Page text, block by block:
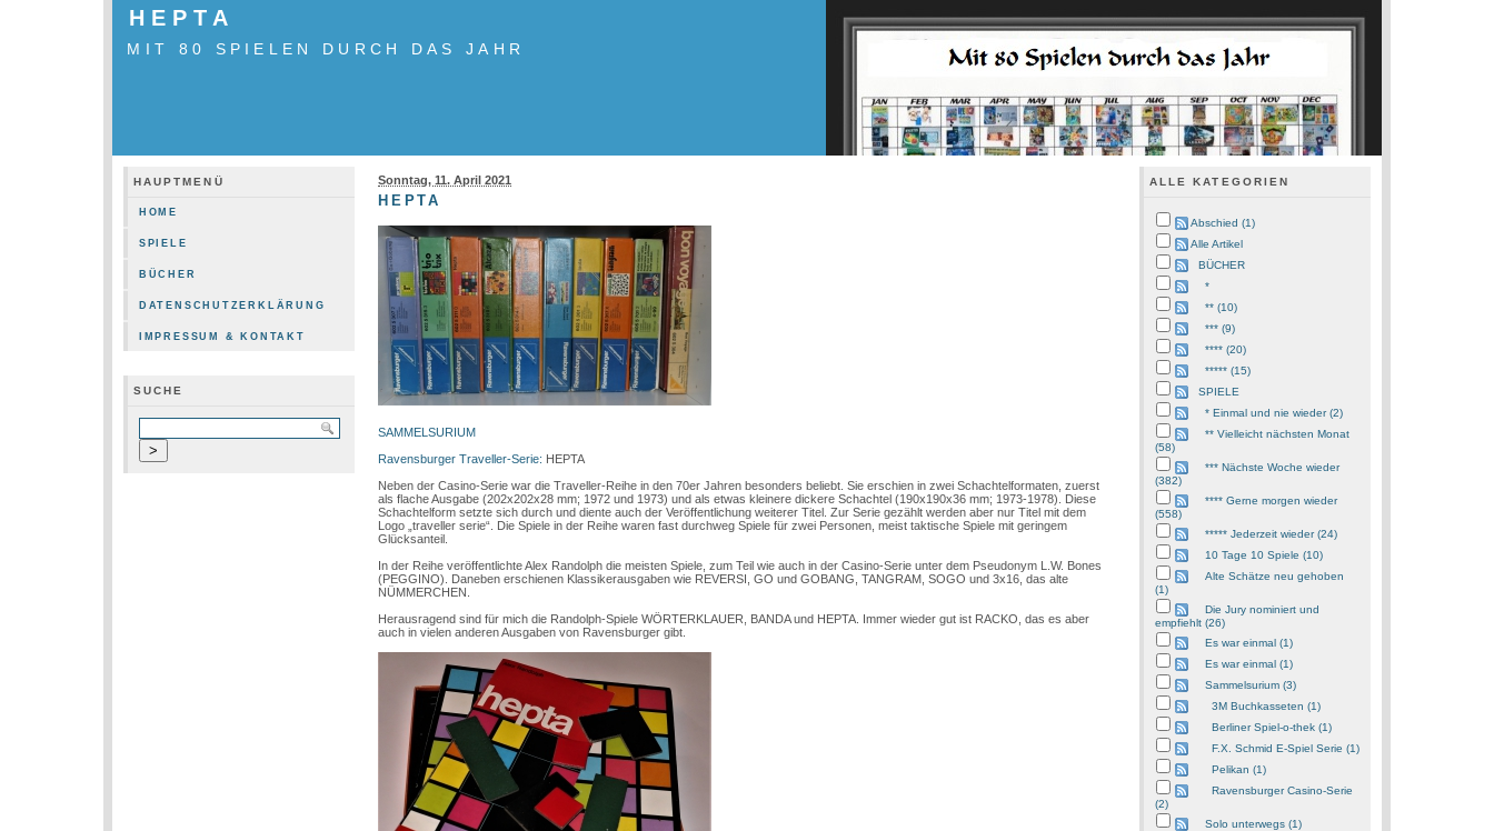
HEPTA
MIT 80 SPIELEN DURCH DAS JAHR
HAUPTMENÜ
HOME
SPIELE
BÜCHER
DATENSCHUTZERKLÄRUNG
IMPRESSUM & KONTAKT
SUCHE
Sonntag, 11. April 2021
HEPTA
SAMMELSURIUM
Ravensburger Traveller-Serie: HEPTA
Neben der Casino-Serie war die Traveller-Reihe in den 70er Jahren besonders beliebt. Sie erschien in zwei Schachtelformaten, zuerst
als flache Ausgabe (202x202x28 mm; 1972 und 1973) und als etwas kleinere dickere Schachtel (190x190x36 mm; 1973-1978). Diese
Schachtelform setzte sich durch und diente auch der Veröffentlichung weiterer Titel. Zur Serie gezählt werden aber nur Titel mit dem
Logo „traveller serie“. Die Spiele in der Reihe waren fast durchweg Spiele für zwei Personen, meist taktische Spiele mit geringem
Glücksanteil.
In der Reihe veröffentlichte Alex Randolph die meisten Spiele, zum Teil wie auch in der Casino-Serie unter dem Pseudonym L.W. Bones
(PEGGINO). Daneben erschienen Klassikerausgaben wie REVERSI, GO und GOBANG, TANGRAM, SOGO und 3x16, das alte
NÜMMERCHEN.
Herausragend sind für mich die Randolph-Spiele WÖRTERKLAUER, BANDA und HEPTA. Immer wieder gut ist RACKO, das es aber
auch in vielen anderen Ausgaben von Ravensburger gibt.
ALLE KATEGORIEN
Abschied (1)
Alle Artikel
BÜCHER
*
** (10)
*** (9)
**** (20)
***** (15)
SPIELE
* Einmal und nie wieder (2)
** Vielleicht nächsten Monat
(58)
*** Nächste Woche wieder
(382)
**** Gerne morgen wieder
(558)
***** Jederzeit wieder (24)
10 Tage 10 Spiele (10)
Alte Schätze neu gehoben
(1)
Die Jury nominiert und
empfiehlt (26)
Es war einmal (1)
Es war einmal (1)
Sammelsurium (3)
3M Buchkasseten (1)
Berliner Spiel-o-thek (1)
F.X. Schmid E-Spiel Serie (1)
Pelikan (1)
Ravensburger Casino-Serie
(2)
Solo unterwegs (1)